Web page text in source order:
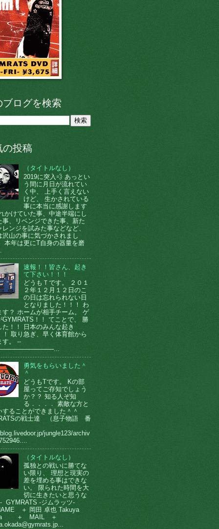
ブログを検索
の投稿
（タイトルなし）
2019に突入💨 あっとい
う間に月日が流れてい
く中、 上手く言えない
けど、 生かされている
事に本当に感謝します
かけていた事、中途半端にし
事、リベンジできた事、新た
レンジを試みた事などなど、
沢山の事に気づかされまし
本年は更にT自身の器量を磨
速報！！皆さん、起き
て下さい！！！
どうもＴです。 ２０１
２年１２月１２日のこ
の日は忘れられない日
となりました！！！ わ
す？ ホームが相手チーム。 ゲ
GYMRATS！！ てことで、 勝
た！！ 日本のみんな起き
！ 取り急ぎ、早く体育館から
す。 --
勇気をもらいました＾
＾
どうもTです。 Kの部
屋ってご存知でしょう
か？？ 知る人ぞ知
る．．．． 素敵な方と
することができました＾＾
の戦士達 （息子物語 番
jungle123/archiv
（タイトルなし）
孤独との戦いに勝てな
い限り、 理想と現実の
差を埋める事はできな
い。 限られた時間を大
切に生きたいと思うな
GYMRATS -ジムラッツ-
＋ 岡田 卓也 Takuya
＋ MAIL ＋